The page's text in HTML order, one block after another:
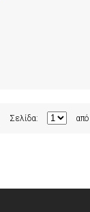
Σελίδα: από